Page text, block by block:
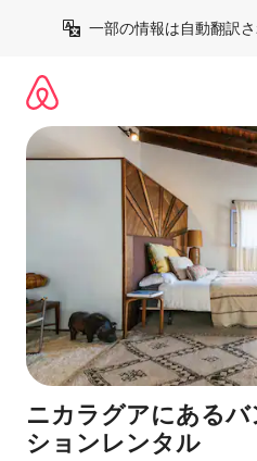
一部の情報は自動翻訳さ
ニカラグアにある
ションレンタル